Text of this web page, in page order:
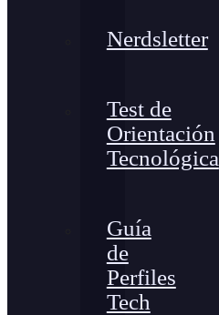
Nerdsletter
Test de
Orientación
Tecnológica
Guía
de
Perfiles
Tech